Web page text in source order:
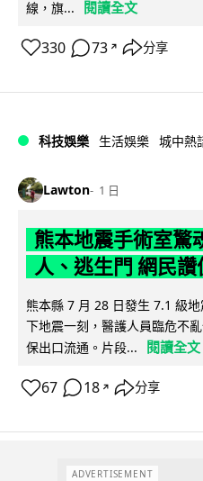
線，旗...
閱讀全文
330 73 ↗ 分享
科技娛樂 生活娛樂 城中熱
Lawton 1 日
熊本地震手術室驚
人、逃生門 網民
熊本縣 7 月 28 日發生 7.1 級
下地震一刻，醫護人員臨危不
保出口流通。片段...
閱讀全文
67 18 ↗ 分享
ADVERTISEMENT